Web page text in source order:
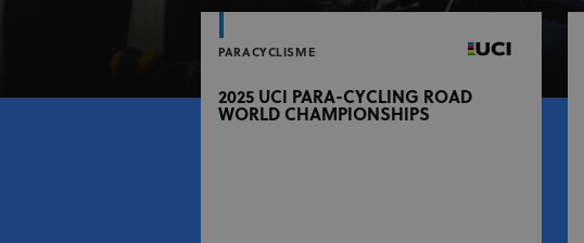
PARACYCLISME
2025 UCI PARA-CYCLING ROAD
WORLD CHAMPIONSHIPS